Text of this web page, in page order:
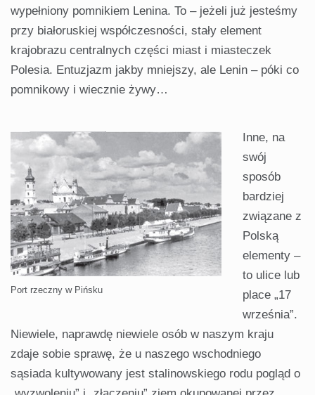
wypełniony pomni­kiem Lenina. To – jeżeli już jesteśmy
przy białoruskiej współczesności, stały element
krajobrazu centralnych części miast i miasteczek
Polesia. Entuzjazm jakby mniejszy, ale Lenin – póki co
pomnikowy i wiecznie żywy…
Port rzeczny w Pińsku
Inne, na
swój
sposób
bardziej
związane z
Polską
elementy –
to uli­ce lub
place „17
września”.
Niewiele, naprawdę niewiele osób w naszym kraju
zdaje sobie sprawę, że u nasze­go wschodniego
sąsiada kultywowa­ny jest stalinowskiego rodu pogląd o